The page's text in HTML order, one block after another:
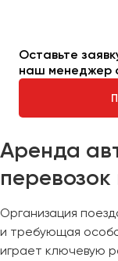
Оставьте
наш менеджер
Аренда
перевозок
Организация
и требующая
играет ключевую